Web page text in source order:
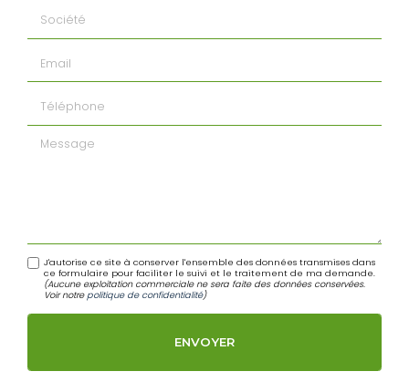
Message
J'autorise ce site à conserver l'ensemble des données transmises dans
ce formulaire pour faciliter le suivi et le traitement de ma demande.
(Aucune exploitation commerciale ne sera faite des données conservées.
Voir notre politique de confidentialité)